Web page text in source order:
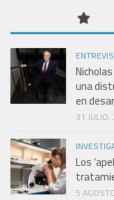
una
en
31
Los
5